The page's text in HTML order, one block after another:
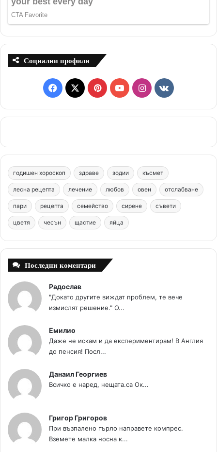
Социални профили
F
a
e
b
o
o
k
X
P
i
t
e
r
e
s
t
Y
o
T
u
b
e
I
n
t
a
g
r
m
v
k
c
m
годишен хороскоп здраве зодии късмет
лесна рецепта лечение любов овен отслабване
пари рецепта семейство сирене съвети
цветя чесън щастие яйца
Последни коментари
Радослав
"Докато другите виждат проблем, те вече
измислят решение." О...
Емилио
Даже не искам и да експериментирам! В Англия
до пенсия! Посл...
Данаил Георгиев
Всичко е наред, нещата.са Ок...
Григор Григоров
При възпалено гърло направете компрес.
Вземете малка носна к...